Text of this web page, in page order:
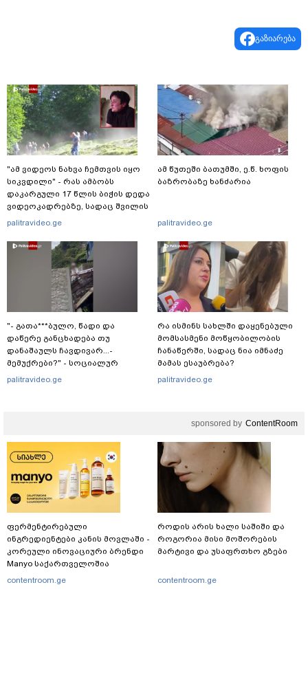
გაზიარება
"ამ ვიდეოს ნახვა ჩემთვის იყო
სიკვდილი" - რას ამბობს
დაკარგული 17 წლის ბიჭის დედა
ვიდეოკადრებზე, სადაც შვილის
განწირული ვედრების ხმა
palitravideo.ge
"- გათა***ბულო, წადი და
დაწერე განცხადება თუ
დანაშაულს ჩავდივარ...-
მემუქრები?" - სოციალურ
ქსელში სკანდალური კადრები
palitravideo.ge
ამ წუთეში ბათუმში, ე.წ. ხოფის
ბაზრობაზე ხანძარია
palitravideo.ge
რა ისმინს სახლში დაყენებული
მომსასმენი მოწყობილობის
ჩანაწერში, სადაც ნია იმნაძე
მამას ესაუბრება?
palitravideo.ge
sponsored by ContentRoom
ფერმენტირებული
ინგრედიენტები კანის მოვლაში -
კორეული ინოვაციური ბრენდი
Manyo საქართველოშია
contentroom.ge
როდის არის ხალი საშიში და
როგორია მისი მოშორების
მარტივი და უსაფრთხო გზები
contentroom.ge